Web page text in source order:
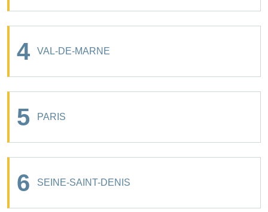
4 VAL-DE-MARNE
5 PARIS
6 SEINE-SAINT-DENIS